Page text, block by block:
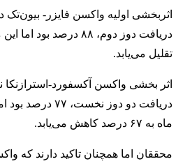
اثربخشی اولیه واکسن فایزر- بیون‌تک
تقلیل می‌یابد.
اثر بخشی واکسن آکسفورد-
دریافت دو دوز
ماه به ۶۷ درصد کاهش می‌یابد.
محققان اما همچنان تاکید دارند که